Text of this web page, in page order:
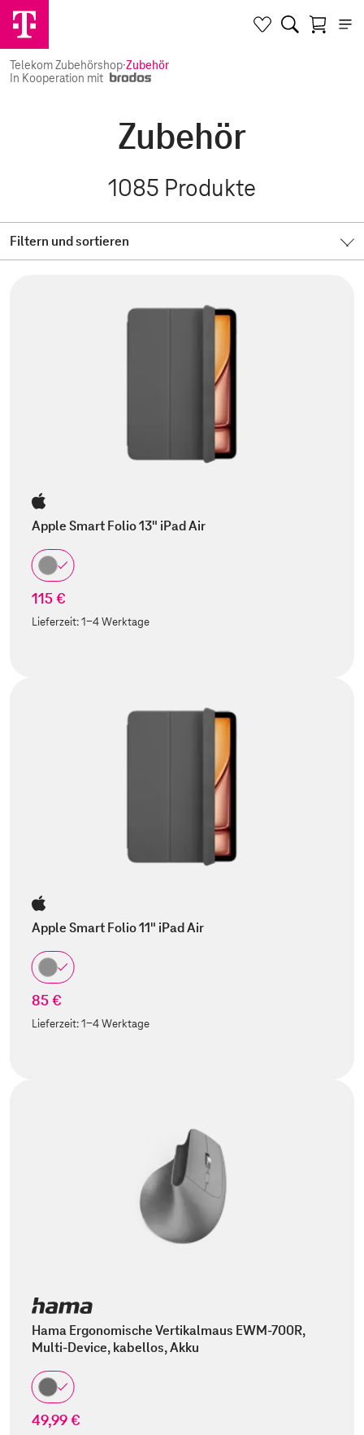
Telekom Zubehörshop·Zubehör
In Kooperation mit
Zubehör
1085 Produkte
Filtern und sortieren
Apple Smart Folio 13" iPad Air
115 €
Lieferzeit:1-4 Werktage
Apple Smart Folio 11" iPad Air
85 €
Lieferzeit:1-4 Werktage
Hama Ergonomische Vertikalmaus EWM-700R,
Multi-Device, kabellos, Akku
49,99 €